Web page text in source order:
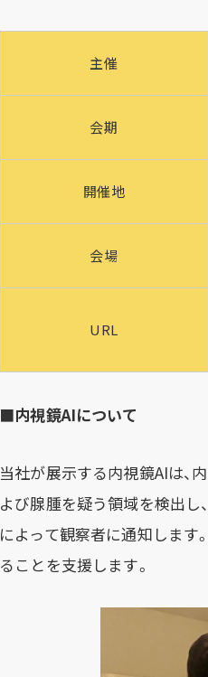
主催
会期
開催地
会場
URL
■内視鏡AIについて
当社が展示する内視鏡AIは、
よび腺腫を疑う領域を検出
によって観察者に通知します
ることを支援します。